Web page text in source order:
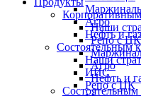
Агро
Нефть и газ
Состоятельным
Наши
ИИС
Репо с ЦК
Наши
Репо с ЦК
Агро
Нефть и
Состоятельным